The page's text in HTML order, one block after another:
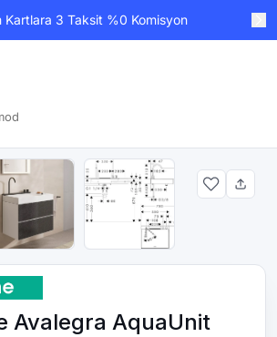
Kartlara 3 Taksit %0 Komisyon
Avalegra AquaUnit